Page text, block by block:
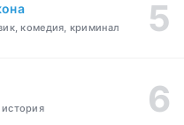
комедия, криминал